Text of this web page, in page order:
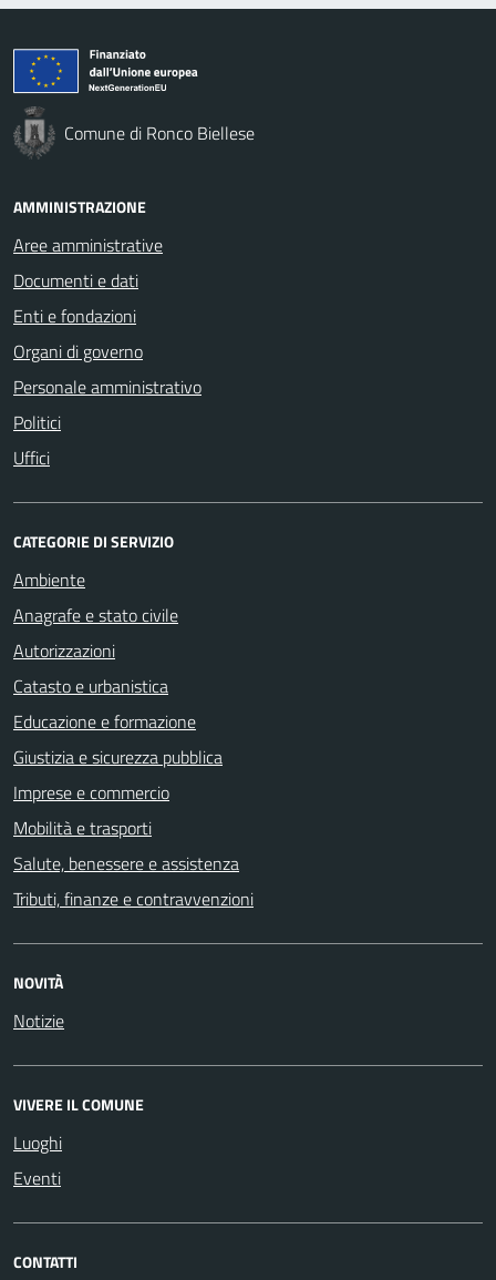
Comune di Ronco Biellese
AMMINISTRAZIONE
Aree amministrative
Documenti e dati
Enti e fondazioni
Organi di governo
Personale amministrativo
Politici
Uffici
CATEGORIE DI SERVIZIO
Ambiente
Anagrafe e stato civile
Autorizzazioni
Catasto e urbanistica
Educazione e formazione
Giustizia e sicurezza pubblica
Imprese e commercio
Mobilità e trasporti
Salute, benessere e assistenza
Tributi, finanze e contravvenzioni
NOVITÀ
Notizie
VIVERE IL COMUNE
Luoghi
Eventi
CONTATTI